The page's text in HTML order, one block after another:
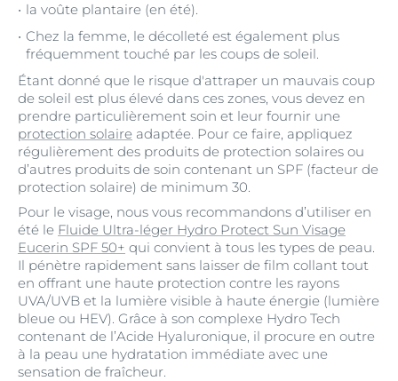
la voûte plantaire (en été).
Chez la femme, le décolleté est également plus
fréquemment touché par les coups de soleil.
Étant donné que le risque d'attraper un mauvais coup
de soleil est plus élevé dans ces zones, vous devez en
prendre particulièrement soin et leur fournir une
protection solaire adaptée. Pour ce faire, appliquez
régulièrement des produits de protection solaires ou
d’autres produits de soin contenant un SPF (facteur de
protection solaire) de minimum 30.
Pour le visage, nous vous recommandons d’utiliser en
été le Fluide Ultra-léger Hydro Protect Sun Visage
Eucerin SPF 50+ qui convient à tous les types de peau.
Il pénètre rapidement sans laisser de film collant tout
en offrant une haute protection contre les rayons
UVA/UVB et la lumière visible à haute énergie (lumière
bleue ou HEV). Grâce à son complexe Hydro Tech
contenant de l’Acide Hyaluronique, il procure en outre
à la peau une hydratation immédiate avec une
sensation de fraîcheur.